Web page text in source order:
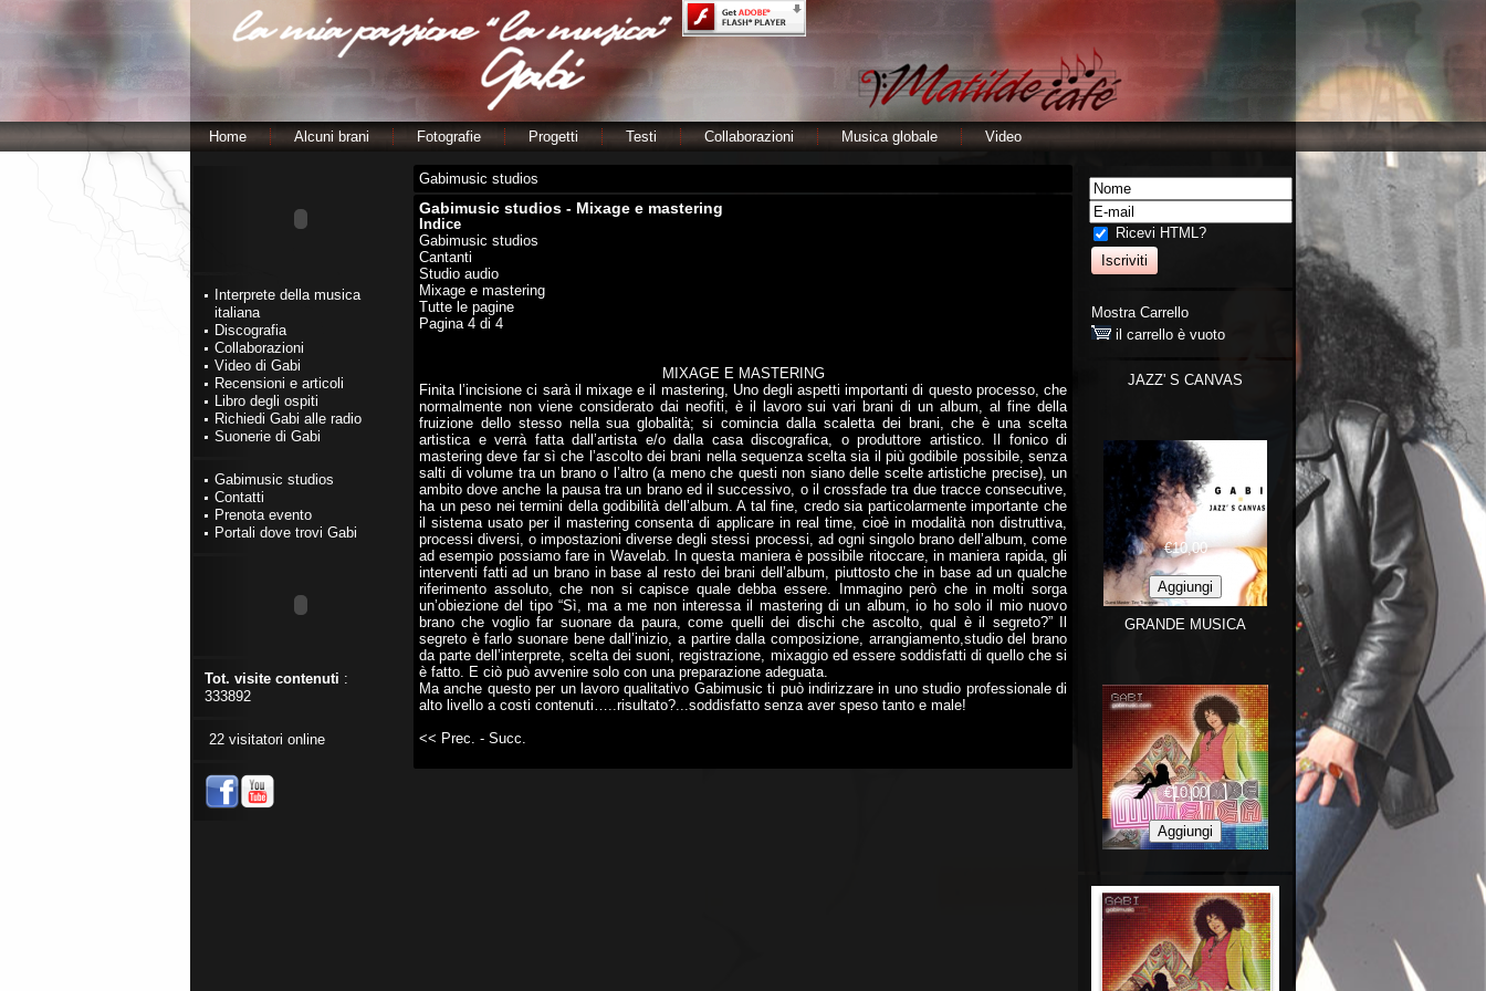
Home Alcuni brani Fotografie Progetti Testi Collaborazioni Musica globale Video
Interprete della musica
italiana
Discografia
Collaborazioni
Video di Gabi
Recensioni e articoli
Libro degli ospiti
Richiedi Gabi alle radio
Suonerie di Gabi
Gabimusic studios
Contatti
Prenota evento
Portali dove trovi Gabi
Tot. visite contenuti :
333892
22 visitatori online
Gabimusic studios
Gabimusic studios - Mixage e mastering
Indice
Gabimusic studios
Cantanti
Studio audio
Mixage e mastering
Tutte le pagine
Pagina 4 di 4
MIXAGE E MASTERING
Finita l’incisione ci sarà il mixage e il mastering, Uno degli aspetti importanti di questo processo, che
normalmente non viene considerato dai neofiti, è il lavoro sui vari brani di un album, al fine della
fruizione dello stesso nella sua globalità; si comincia dalla scaletta dei brani, che è una scelta
artistica e verrà fatta dall’artista e/o dalla casa discografica, o produttore artistico. Il fonico di
mastering deve far sì che l’ascolto dei brani nella sequenza scelta sia il più godibile possibile, senza
salti di volume tra un brano o l’altro (a meno che questi non siano delle scelte artistiche precise), un
ambito dove anche la pausa tra un brano ed il successivo, o il crossfade tra due tracce consecutive,
ha un peso nei termini della godibilità dell’album. A tal fine, credo sia particolarmente importante che
il sistema usato per il mastering consenta di applicare in real time, cioè in modalità non distruttiva,
processi diversi, o impostazioni diverse degli stessi processi, ad ogni singolo brano dell’album, come
ad esempio possiamo fare in Wavelab. In questa maniera è possibile ritoccare, in maniera rapida, gli
interventi fatti ad un brano in base al resto dei brani dell’album, piuttosto che in base ad un qualche
riferimento assoluto, che non si capisce quale debba essere. Immagino però che in molti sorga
un’obiezione del tipo “Sì, ma a me non interessa il mastering di un album, io ho solo il mio nuovo
brano che voglio far suonare da paura, come quelli dei dischi che ascolto, qual è il segreto?” Il
segreto è farlo suonare bene dall’inizio, a partire dalla composizione, arrangiamento,studio del brano
da parte dell’interprete, scelta dei suoni, registrazione, mixaggio ed essere soddisfatti di quello che si
è fatto. E ciò può avvenire solo con una preparazione adeguata.
Ma anche questo per un lavoro qualitativo Gabimusic ti può indirizzare in uno studio professionale di
alto livello a costi contenuti…..risultato?...soddisfatto senza aver speso tanto e male!
<< Prec. - Succ.
Ricevi HTML?
Mostra Carrello
il carrello è vuoto
JAZZ' S CANVAS
€10,00
GRANDE MUSICA
€10,00